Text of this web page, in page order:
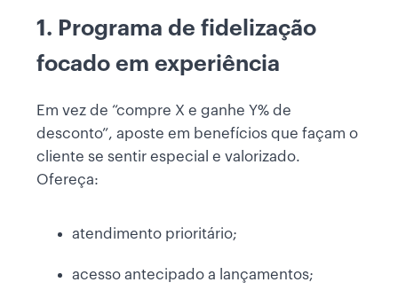
1. Programa de fidelização
focado em experiência
Em vez de “compre X e ganhe Y% de
desconto”, aposte em benefícios que façam o
cliente se sentir especial e valorizado.
Ofereça:
atendimento prioritário;
acesso antecipado a lançamentos;